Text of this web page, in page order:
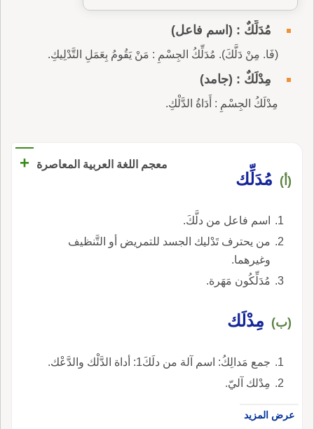
مُدَلِّكٌ : (اسم فاعل)
(فَا. مِنْ دَلَّكَ). مُدَلِّكُ الجِسْمِ : مَنْ يَقُومُ بِعَمَلِ التَّدْلِيكِ.
مِدْلَكٌ : (جامد)
مِدْلَكُ الجِسْمِ : أَدَاةُ الدَّلْكِ.
معجم اللغة العربية المعاصرة +
(أ) مُدَلِّك
اسم فاعل من دلَّكَ.
من يحترف تَدْليك الجسد للتمريض أو التَّنظيف
وغيرهما.
مُدَلِّكُون مَهَرة.
(ب) مِدْلَك
جمع مَدالِكُ: اسم آلة من دلَكَ1: أداة الدَّلْك والدَّعْك.
مِدْلك آليّ.
عرض المزيد